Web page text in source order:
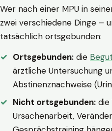
Wer nach einer MPU in
zwei verschiedene Dinge –
tatsächlich ortsgebunden:
Ortsgebunden: die
ärztliche Untersuchung
Abstinenznachweise
Nicht ortsgebunden: die
Ursachenarbeit,